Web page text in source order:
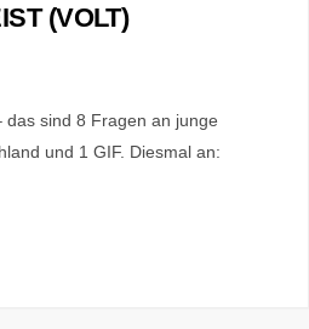
(VOLT)
das sind 8 Fragen an junge
und 1 GIF. Diesmal an: